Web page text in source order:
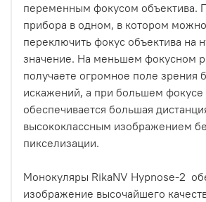
переменным фокусом объектива.
прибора в одном, в котором
переключить фокус объектива на
значение. На меньшем фокусном
получаете огромное поле зрения
искажений, а при большем фокусе
обеспечивается большая
высококлассным изображением
пикселизации.
Монокуляры RikaNV Hypnose-2
изображение высочайшего